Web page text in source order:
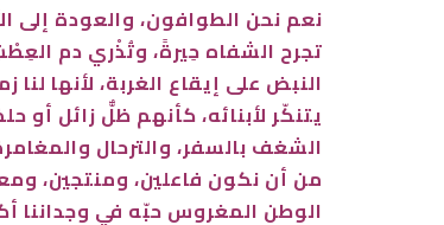
نعم نحن الطوافون، والعودة إلى
تجرح الشفاه حِيرةً، وتُذْري دم
النبض على إيقاع الغربة، لأنها
يتنكّر لأبنائه، كأنهم ظلٌّ زائل
الشغف بالسفر، والترحال
من أن نكون فاعلين، ومنتجين،
الوطن المغروس حبّه في وجداننا